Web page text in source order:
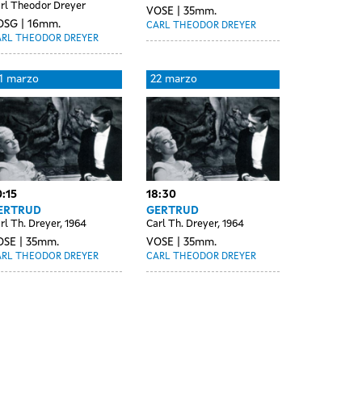
Theodor Dreyer
16mm.
THEODOR DREYER
VOSE 35mm.
CARL THEODOR DREYER
marzo
Th. Dreyer, 1964
35mm.
THEODOR DREYER
22 marzo
18:30
GERTRUD
Carl Th. Dreyer, 1964
VOSE 35mm.
CARL THEODOR DREYER